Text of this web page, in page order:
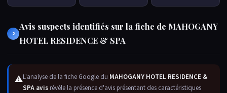
2
Avis suspects identifiés sur la fiche de MAHOGANY
HOTEL RESIDENCE & SPA
⚠L'analyse de la fiche Google du MAHOGANY HOTEL RESIDENCE &
SPA avis révèle la présence d'avis présentant des caractéristiques